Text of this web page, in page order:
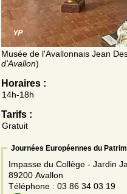
Musée de l'Avallonnais Jean
d'Avallon)
Horaires :
14h-18h
Tarifs :
Gratuit
Journées Européennes du
Impasse du Collège - Jardin
89200 Avallon
Téléphone : 03 86 34 03 19